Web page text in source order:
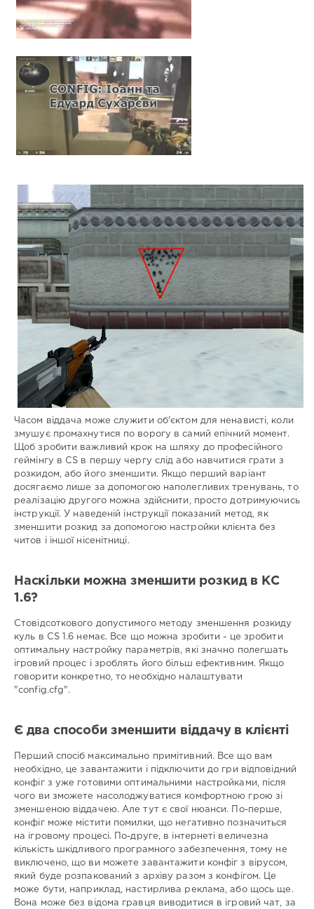
Часом віддача може служити об'єктом для ненависті, коли
змушує промахнутися по ворогу в самий епічний момент.
Щоб зробити важливий крок на шляху до професійного
геймінгу в CS в першу чергу слід або навчитися грати з
розкидом, або його зменшити. Якщо перший варіант
досягаємо лише за допомогою наполегливих тренувань, то
реалізацію другого можна здійснити, просто дотримуючись
інструкції. У наведеній інструкції показаний метод, як
зменшити розкид за допомогою настройки клієнта без
читов і іншої нісенітниці.
Наскільки можна зменшити розкид в КС
1.6?
Стовідсоткового допустимого методу зменшення розкиду
куль в CS 1.6 немає. Все що можна зробити - це зробити
оптимальну настройку параметрів, які значно полегшать
ігровий процес і зроблять його більш ефективним. Якщо
говорити конкретно, то необхідно налаштувати
"config.cfg".
Є два способи зменшити віддачу в клієнті
Перший спосіб максимально примітивний. Все що вам
необхідно, це завантажити і підключити до гри відповідний
конфіг з уже готовими оптимальними настройками, після
чого ви зможете насолоджуватися комфортною грою зі
зменшеною віддачею. Але тут є свої нюанси. По-перше,
конфіг може містити помилки, що негативно позначиться
на ігровому процесі. По-друге, в інтернеті величезна
кількість шкідливого програмного забезпечення, тому не
виключено, що ви можете завантажити конфіг з вірусом,
який буде розпакований з архіву разом з конфігом. Це
може бути, наприклад, настирлива реклама, або щось ще.
Вона може без відома гравця виводитися в ігровий чат, за